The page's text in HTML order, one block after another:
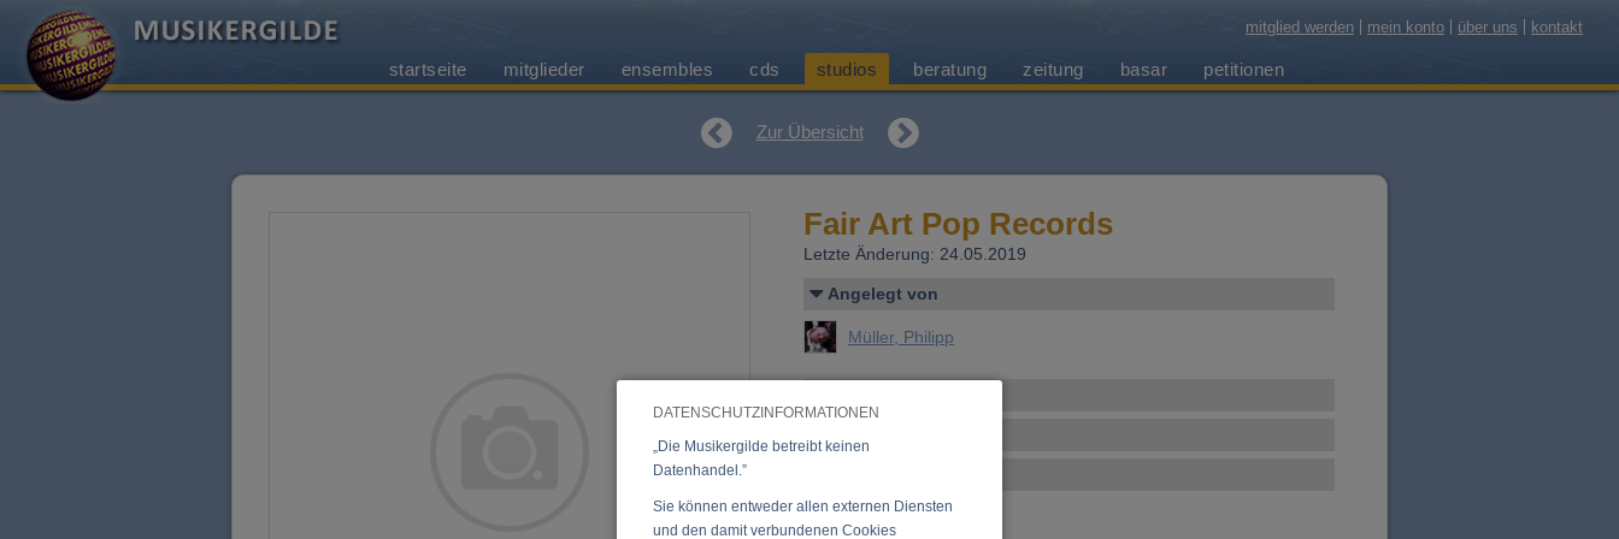
DATENSCHUTZINFORMATIONEN
„Die Musikergilde betreibt keinen
Datenhandel.”
Sie können entweder allen externen Diensten
und den damit verbundenen Cookies
mitglied werden mein konto über uns kontakt
startseite mitglieder ensembles cds studios beratung zeitung basar petitionen
Zur Übersicht
Fair Art Pop Records
Letzte Änderung: 24.05.2019
Angelegt von
Müller, Philipp